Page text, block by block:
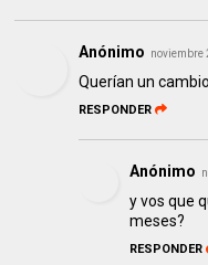
Anónimo noviembre
Querían un
RESPONDER
Anónimo
y vos que
meses?
RESPONDER